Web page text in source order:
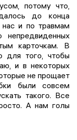
потому что,
до конца
нас и по травмам
карточкам. В
для того, чтобы
и в некоторых
не прощает
были совсем
такого. Все
А нам голы